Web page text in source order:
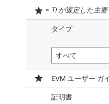
= TI が選定した主